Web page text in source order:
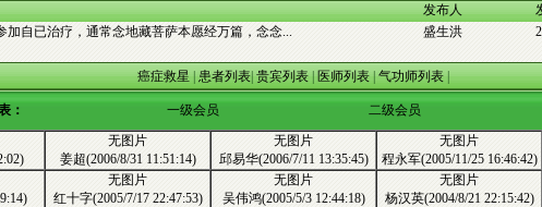
发布人
加自已治疗，通常念地藏菩萨本愿经万篇，念念...
盛生洪
癌症救星|患者列表|贵宾列表|医师列表|气功师列表|
： 一级会员 二级会员
无图片
姜超(2006/8/31 11:51:14)
无图片
邱易华(2006/7/11 13:35:45)
无图片
程永军(2005/11/25 16:46:42)
无图片
红十字(2005/7/17 22:47:53)
无图片
吴伟鸿(2005/5/3 12:44:18)
无图片
杨汉英(2004/8/21 22:15:42)